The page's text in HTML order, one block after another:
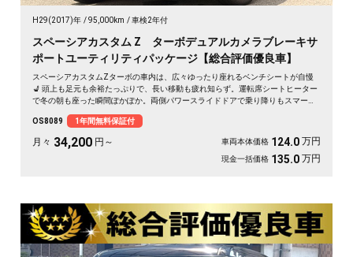
H29(2017)年 95,000km 車検2年付
スペーシアカスタム Z ターボデュアルカメラブレーキサ
ポートユーティリティパッケージ【総合評価優良車】
スペーシアカスタムZターボの車内は、広々ゆったり座れるベンチシートが自慢
💺 頭上も足元も余裕たっぷりで、長い移動も疲れ知らず。運転席シートヒーター
で冬の朝も座った瞬間ぽかぽか。両側パワースライドドアで乗り降りもスマー
の遠出に、心地よい空間が待っています🎵 快適な毎日をこの一台から。《1年保
証付》で安心のカーライフを👍✨
OS8089 1年間無料保証付
月々 34,200 円～ 車両本体価格 124.0 万円
現金一括価格 135.0 万円